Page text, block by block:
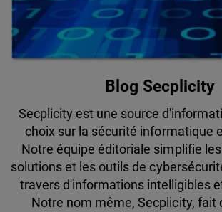
Blog Secplicity
Secplicity est une source
choix sur la sécurité informatique
Notre équipe éditoriale simplifie
solutions et les outils de
travers d'informations intelligibles
Notre nom même, Secplicity, fait